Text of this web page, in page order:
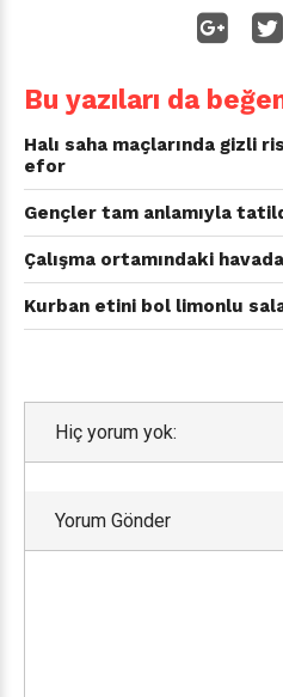
Bu yazıları da
Halı saha maçlarında gizli
efor
Gençler tam anlamıyla
Çalışma ortamındaki
Kurban etini bol limonlu
Hiç yorum yok:
Yorum Gönder